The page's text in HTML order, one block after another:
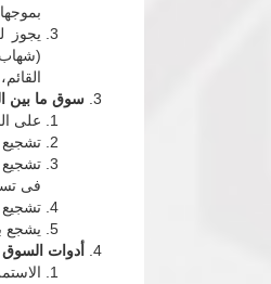
يجوز
سوق ما بين
على
تشجيع
تشجيع
فى
يشجع
أدوات